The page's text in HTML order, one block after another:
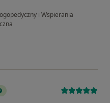
i Wspierania